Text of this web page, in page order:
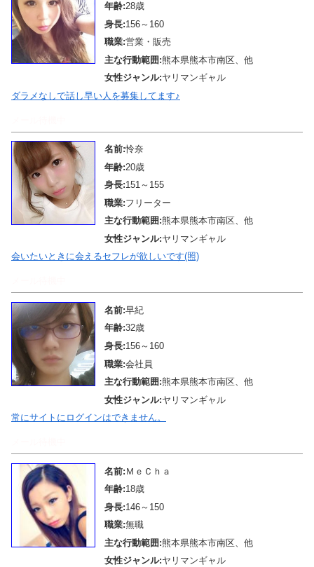
年齢:28歳
身長:156～160
職業:営業・販売
主な行動範囲:熊本県熊本市南区、他
女性ジャンル:ヤリマンギャル
ダラメなしで話し早い人を募集してます♪
名前:怜奈
年齢:20歳
身長:151～155
職業:フリーター
主な行動範囲:熊本県熊本市南区、他
女性ジャンル:ヤリマンギャル
会いたいときに会えるセフレが欲しいです(照)
名前:早紀
年齢:32歳
身長:156～160
職業:会社員
主な行動範囲:熊本県熊本市南区、他
女性ジャンル:ヤリマンギャル
常にサイトにログインはできません。
名前: ＭｅＣｈａ
年齢:18歳
身長:146～150
職業:無職
主な行動範囲:熊本県熊本市南区、他
女性ジャンル:ヤリマンギャル